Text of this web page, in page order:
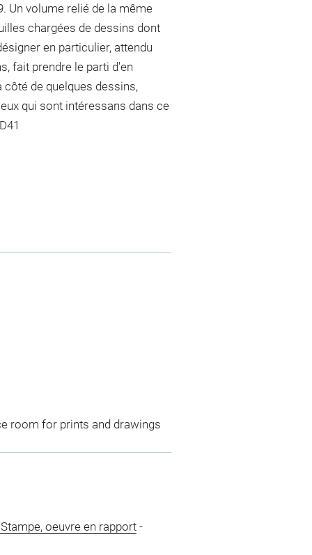
Un volume relié de la même
chargées de dessins dont
en particulier, attendu
fait prendre le parti d'en
de quelques dessins,
qui sont intéressans dans ce
room for prints and drawings
oeuvre en rapport-